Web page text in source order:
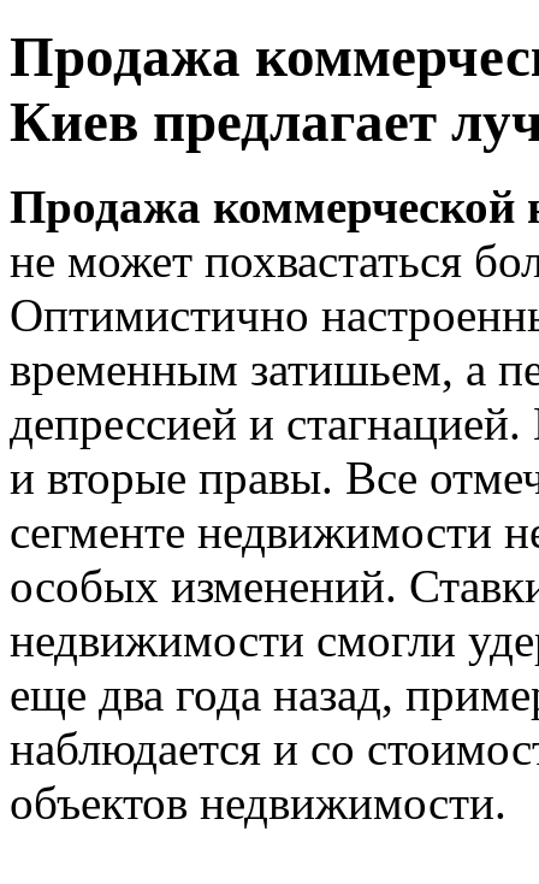
Продажа
Киев предлагает
Продажа коммерческой
не может похвастаться
Оптимистично
временным затишьем, а
депрессией и
и вторые правы. Все
сегменте недвижимости
особых изменений.
недвижимости смогли
еще два года назад,
наблюдается и со
объектов недвижимости.